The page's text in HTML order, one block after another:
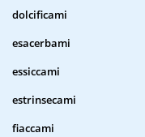
dolcificami
esacerbami
essiccami
estrinsecami
fiaccami